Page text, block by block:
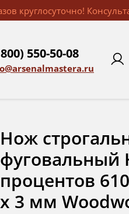
круглосуточно!
550-50-08
Нож
фуговальный
процентов
x 3 мм